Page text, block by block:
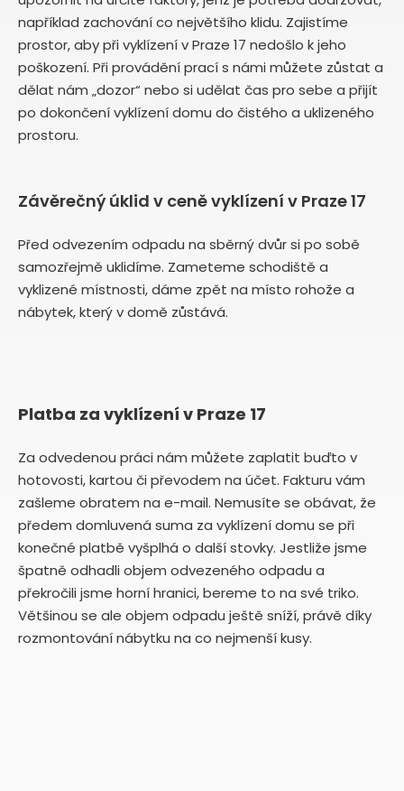
například zachování co největšího klidu. Zajistíme
prostor, aby při vyklízení v Praze 17 nedošlo k jeho
poškození. Při provádění prací s námi můžete zůstat a
dělat nám „dozor“ nebo si udělat čas pro sebe a přijít
po dokončení vyklízení domu do čistého a uklizeného
prostoru.
Závěrečný úklid v ceně vyklízení v Praze 17
Před odvezením odpadu na sběrný dvůr si po sobě
samozřejmě uklidíme. Zameteme schodiště a
vyklizené místnosti, dáme zpět na místo rohože a
nábytek, který v domě zůstává.
Platba za vyklízení v Praze 17
Za odvedenou práci nám můžete zaplatit buďto v
hotovosti, kartou či převodem na účet. Fakturu vám
zašleme obratem na e-mail. Nemusíte se obávat, že
předem domluvená suma za vyklízení domu se při
konečné platbě vyšplhá o další stovky. Jestliže jsme
špatně odhadli objem odvezeného odpadu a
překročili jsme horní hranici, bereme to na své triko.
Většinou se ale objem odpadu ještě sníží, právě díky
rozmontování nábytku na co nejmenší kusy.